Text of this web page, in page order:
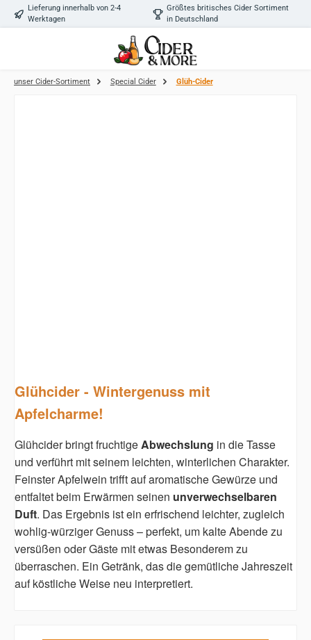
Zum Hauptinhalt springen
Lieferung innerhalb von 2-4
Werktagen
Größtes britisches Cider Sortiment
in Deutschland
unser Cider-Sortiment Special Cider Glüh-Cider
Glühcider - Wintergenuss mit
Apfelcharme!
Glühcider bringt fruchtigeAbwechslung in die Tasse
und verführt mit seinem leichten, winterlichen Charakter.
Feinster Apfelwein trifft auf aromatische Gewürze und
entfaltet beim Erwärmen seinen unverwechselbaren
Duft. Das Ergebnis ist ein erfrischend leichter, zugleich
wohlig-würziger Genuss – perfekt, um kalte Abende zu
versüßen oder Gäste mit etwas Besonderem zu
überraschen. Ein Getränk, das die gemütliche Jahreszeit
auf köstliche Weise neu interpretiert.